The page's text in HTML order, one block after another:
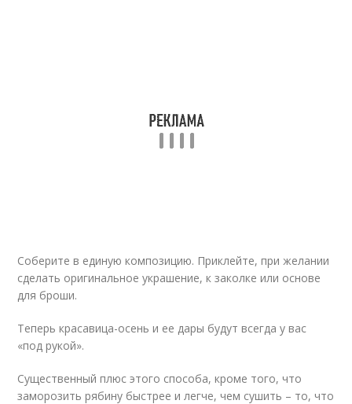
Соберите в единую композицию. Приклейте, при желании
сделать оригинальное украшение, к заколке или основе
для броши.
Теперь красавица-осень и ее дары будут всегда у вас
«под рукой».
Существенный плюс этого способа, кроме того, что
заморозить рябину быстрее и легче, чем сушить – то, что